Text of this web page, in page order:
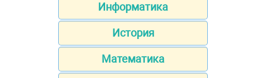
Информатика
История
Математика